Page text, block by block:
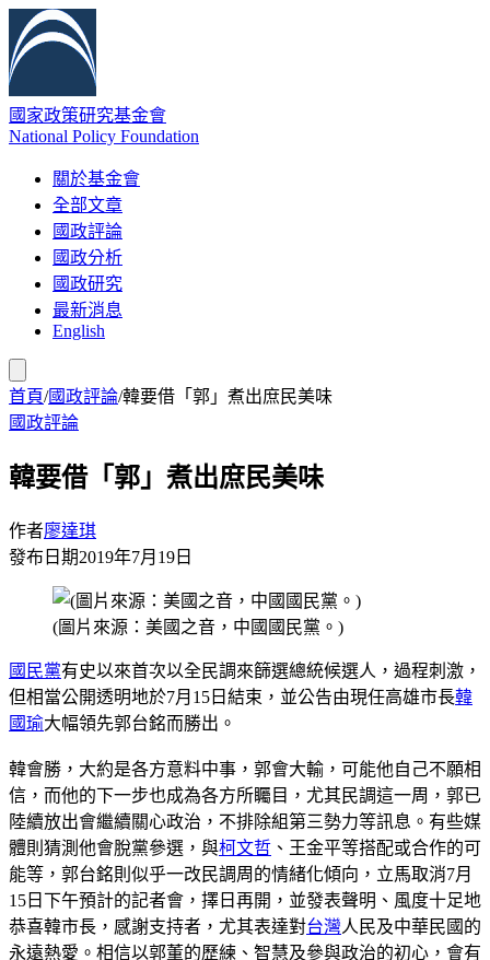
國家政策研究基金會
National Policy Foundation
關於基金會
全部文章
國政評論
國政分析
國政研究
最新消息
English
首頁/國政評論/韓要借「郭」煮出庶民美味
國政評論
韓要借「郭」煮出庶民美味
作者廖達琪
發布日期2019年7月19日
(圖片來源：美國之音，中國國民黨。)
國民黨有史以來首次以全民調來篩選總統候選人，過程刺激，
但相當公開透明地於7月15日結束，並公告由現任高雄市長韓
國瑜大幅領先郭台銘而勝出。
韓會勝，大約是各方意料中事，郭會大輸，可能他自己不願相
信，而他的下一步也成為各方所矚目，尤其民調這一周，郭已
陸續放出會繼續關心政治，不排除組第三勢力等訊息。有些媒
體則猜測他會脫黨參選，與柯文哲 、王金平等搭配或合作的可
能等，郭台銘則似乎一改民調周的情緒化傾向，立馬取消7月
15日下午預計的記者會，擇日再開，並發表聲明、風度十足地
恭喜韓市長，感謝支持者，尤其表達對台灣人民及中華民國的
永遠熱愛。相信以郭董的歷練、智慧及參與政治的初心，會有